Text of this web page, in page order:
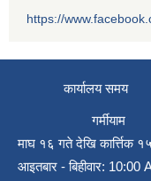
https://
कार्यालय समय
गर्मीयाम
माघ १६ गते देखि कार्त्तिक
आइतबार - बिहीवार: